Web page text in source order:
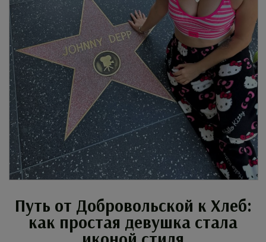
Путь от Добровольской к Хлеб:
как простая девушка стала